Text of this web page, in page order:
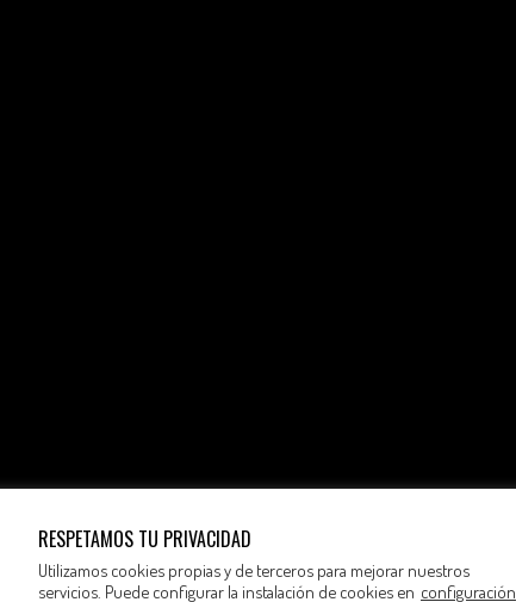
RESPETAMOS TU PRIVACIDAD
Utilizamos cookies propias y de terceros para mejorar nuestros
servicios. Puede configurar la instalación de cookies en configuración